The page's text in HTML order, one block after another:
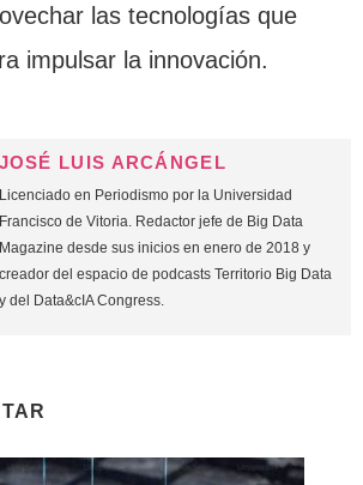
las tecnologías que
impulsar la innovación.
JOSÉ LUIS ARCÁNGEL
Licenciado en Periodismo por la Universidad
Francisco de Vitoria. Redactor jefe de Big Data
Magazine desde sus inicios en enero de 2018 y
creador del espacio de podcasts Territorio Big Data
y del Data&cIA Congress.